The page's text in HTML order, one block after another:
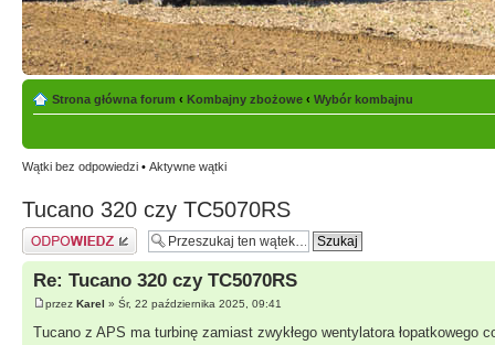
Strona główna forum ‹ Kombajny zbożowe ‹ Wybór kombajnu
Wątki bez odpowiedzi • Aktywne wątki
Tucano 320 czy TC5070RS
Odpowiedz
Re: Tucano 320 czy TC5070RS
przez Karel » Śr, 22 października 2025, 09:41
Tucano z APS ma turbinę zamiast zwykłego wentylatora łopatkowego